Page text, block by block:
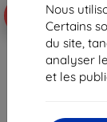
Nous
Certains
du site,
analyser
et les